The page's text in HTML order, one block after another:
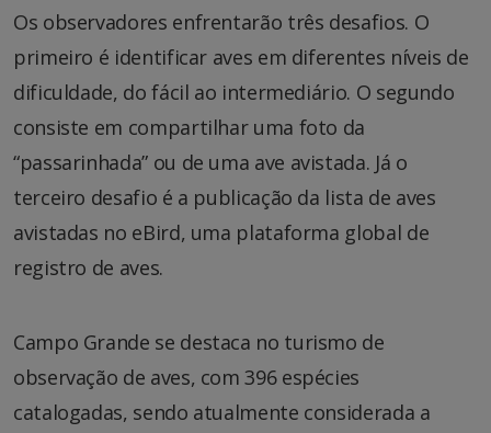
Os observadores enfrentarão três desafios. O
primeiro é identificar aves em diferentes níveis de
dificuldade, do fácil ao intermediário. O segundo
consiste em compartilhar uma foto da
“passarinhada” ou de uma ave avistada. Já o
terceiro desafio é a publicação da lista de aves
avistadas no eBird, uma plataforma global de
registro de aves.
Campo Grande se destaca no turismo de
observação de aves, com 396 espécies
catalogadas, sendo atualmente considerada a